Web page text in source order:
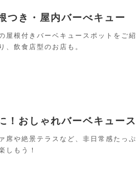
つき・屋内バーべキュー
屋根付きバーベキュースポットをご
、飲食店型のお店も。
！おしゃれバーベキュー
席や絶景テラスなど、非日常感たっ
しもう！